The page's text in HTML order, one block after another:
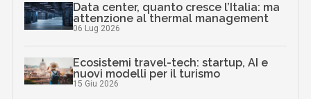
Data center, quanto cresce l’Italia: ma
attenzione al thermal management
06 Lug 2026
Ecosistemi travel-tech: startup, AI e
nuovi modelli per il turismo
15 Giu 2026